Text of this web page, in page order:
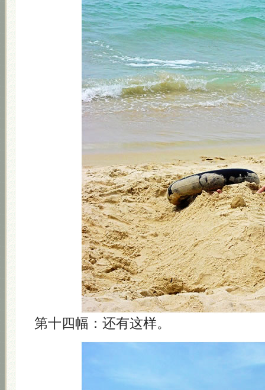
第十四幅：还有这样。